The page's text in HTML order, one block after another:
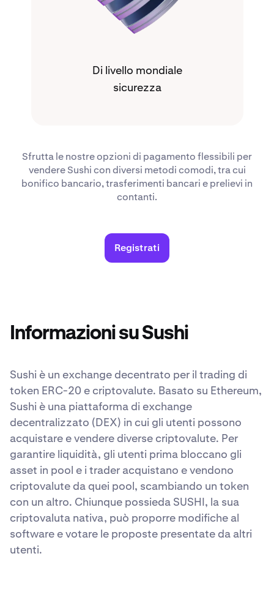
Di livello mondiale
sicurezza
Sfrutta le nostre opzioni di pagamento flessibili per
vendere Sushi con diversi metodi comodi, tra cui
bonifico bancario, trasferimenti bancari e prelievi in
contanti.
Registrati
Informazioni su Sushi
Sushi è un exchange decentrato per il trading di
token ERC-20 e criptovalute. Basato su Ethereum,
Sushi è una piattaforma di exchange
decentralizzato (DEX) in cui gli utenti possono
acquistare e vendere diverse criptovalute. Per
garantire liquidità, gli utenti prima bloccano gli
asset in pool e i trader acquistano e vendono
criptovalute da quei pool, scambiando un token
con un altro. Chiunque possieda SUSHI, la sua
criptovaluta nativa, può proporre modifiche al
software e votare le proposte presentate da altri
utenti.